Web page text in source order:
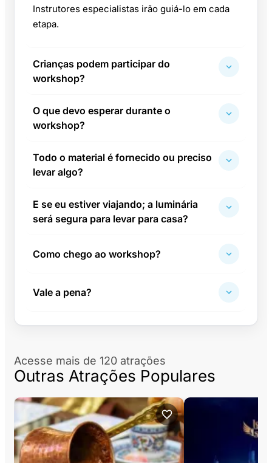
Instrutores especialistas irão guiá-lo em cada
etapa.
Crianças podem participar do
workshop?
O que devo esperar durante o
workshop?
Todo o material é fornecido ou preciso
levar algo?
E se eu estiver viajando; a luminária
será segura para levar para casa?
Como chego ao workshop?
Vale a pena?
Acesse mais de 120 atrações
Outras Atrações Populares